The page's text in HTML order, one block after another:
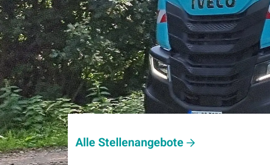
Ein Unternehmen der
Alle Stellenangebote